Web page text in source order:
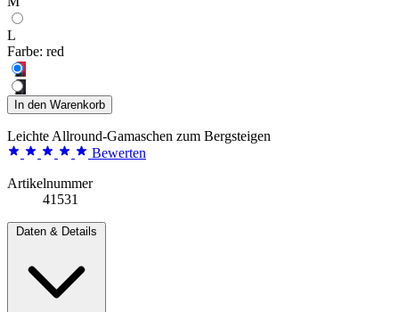
L
Farbe: red
In den Warenkorb
Leichte Allround-Gamaschen zum Bergsteigen
Bewerten
Artikelnummer
41531
Daten & Details